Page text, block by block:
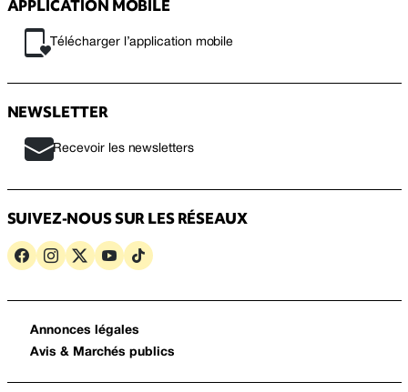
APPLICATION MOBILE
Télécharger l’application mobile
NEWSLETTER
Recevoir les newsletters
SUIVEZ-NOUS SUR LES RÉSEAUX
Annonces légales
Avis & Marchés publics